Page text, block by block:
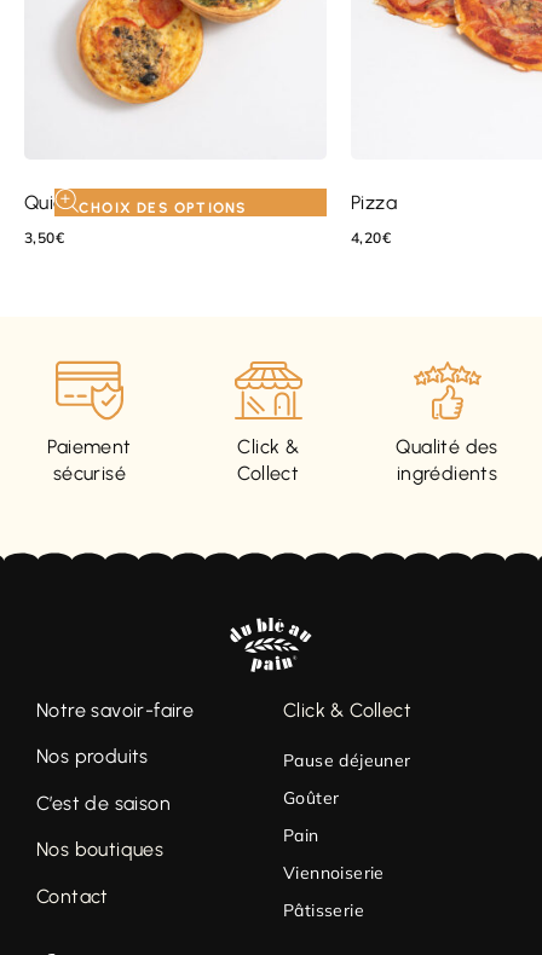
Quiche de la mer
3,50€
CHOIX DES OPTIONS Pizza
4,20€
Paiement
sécurisé
Click &
Collect
Qualité des
ingrédients
Notre savoir-faire
Nos produits
C’est de saison
Nos boutiques
Contact
Click & Collect
Pause déjeuner
Goûter
Pain
Viennoiserie
Pâtisserie